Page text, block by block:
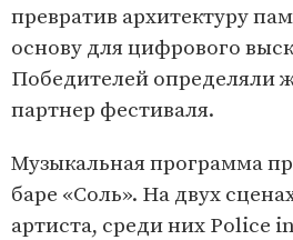
превратив архитектуру
основу для цифрового
Победителей определяли
партнер фестиваля.
Музыкальная программа
баре «Соль». На двух
артиста, среди них Police